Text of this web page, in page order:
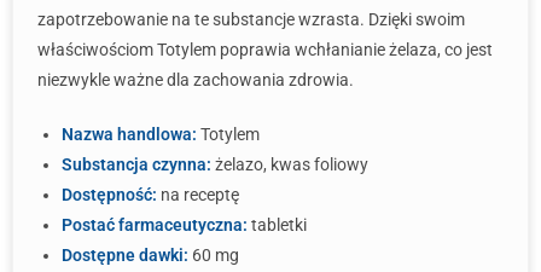
zapotrzebowanie na te substancje wzrasta. Dzięki swoim
właściwościom Totylem poprawia wchłanianie żelaza, co jest
niezwykle ważne dla zachowania zdrowia.
Nazwa handlowa: Totylem
Substancja czynna: żelazo, kwas foliowy
Dostępność: na receptę
Postać farmaceutyczna: tabletki
Dostępne dawki: 60 mg